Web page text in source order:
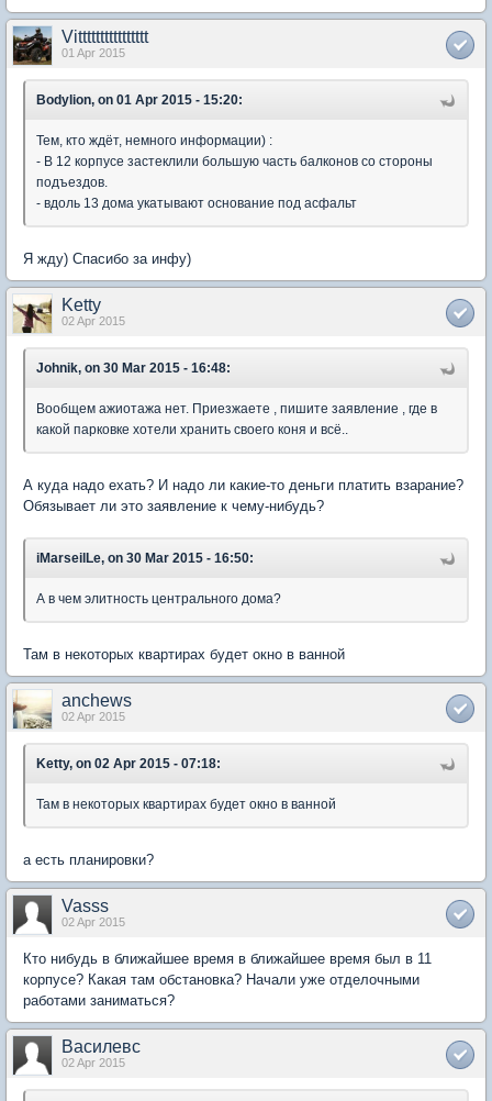
Vitttttttttttttttt
01 Apr 2015
Bodylion, on 01 Apr 2015 - 15:20:
Тем, кто ждёт, немного информации) :
- В 12 корпусе застеклили большую часть балконов со стороны
подъездов.
- вдоль 13 дома укатывают основание под асфальт
Я жду) Спасибо за инфу)
Ketty
02 Apr 2015
Johnik, on 30 Mar 2015 - 16:48:
Вообщем ажиотажа нет. Приезжаете , пишите заявление , где в
какой парковке хотели хранить своего коня и всё..
А куда надо ехать? И надо ли какие-то деньги платить взарание?
Обязывает ли это заявление к чему-нибудь?
iMarseilLe, on 30 Mar 2015 - 16:50:
А в чем элитность центрального дома?
Там в некоторых квартирах будет окно в ванной
anchews
02 Apr 2015
Ketty, on 02 Apr 2015 - 07:18:
Там в некоторых квартирах будет окно в ванной
а есть планировки?
Vasss
02 Apr 2015
Кто нибудь в ближайшее время в ближайшее время был в 11
корпусе? Какая там обстановка? Начали уже отделочными
работами заниматься?
Василевс
02 Apr 2015